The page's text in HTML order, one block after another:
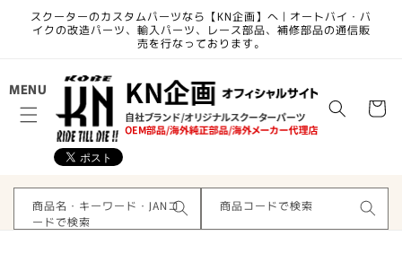
ンツに
進む
スクーターのカスタムパーツなら【KN企画】へ | オートバイ・バ
イクの改造パーツ、輸入パーツ、レース部品、補修部品の通信販
売を行なっております。
MENU
ー
商品名・キーワード・JANコ
ードで検索
商品コードで検索